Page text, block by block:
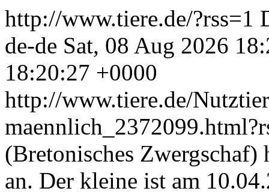
http://www.tiere.de/?rss=1
de-de Sat, 08 Aug 2026
18:20:27 +0000
http://www.tiere.de/
(Bretonisches Zwergschaf)
an. Der kleine ist am